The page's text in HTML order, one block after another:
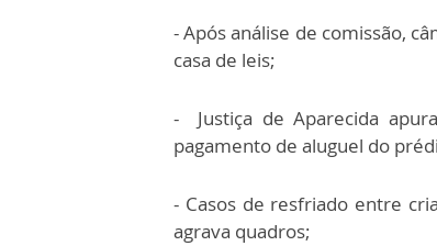
- Após análise de comissão,
casa de leis;
- Justiça de Aparecida
pagamento de aluguel do
- Casos de resfriado entre
agrava quadros;